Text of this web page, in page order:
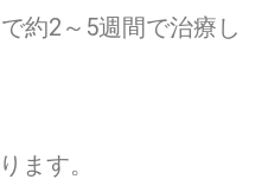
2～5週間で治療し
す。